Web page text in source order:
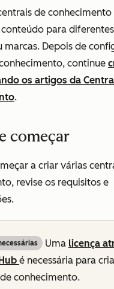
de conhecimento
para
marcas. Depois de
continue
os artigos da
.
começar
a criar várias
revise os requisitos e
Uma licença
é necessária para
conhecimento.